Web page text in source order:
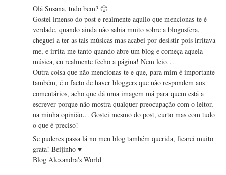
Olá Susana, tudo bem? 🙂
Gostei imenso do post e realmente aquilo que mencionas-te é
verdade, quando ainda não sabia muito sobre a blogosfera,
cheguei a ter as tais músicas mas acabei por desistir pois irritava-
me, e irrita-me tanto quando abre um blog e começa aquela
música, eu realmente fecho a página! Nem leio…
Outra coisa que não mencionas-te e que, para mim é importante
também, é o facto de haver bloggers que não respondem aos
comentários, acho que dá uma imagem má para quem está a
escrever porque não mostra qualquer preocupação com o leitor,
na minha opinião… Gostei mesmo do post, curto mas com tudo
o que é preciso!
Se puderes passa lá no meu blog também querida, ficarei muito
grata! Beijinho ♥
Blog Alexandra's World